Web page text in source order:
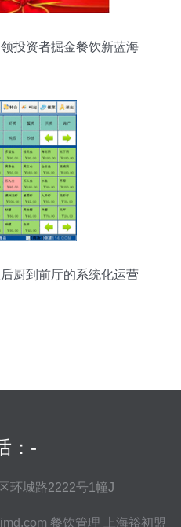
投资者掘金餐饮新蓝海
厨到前厅的系统化运营
：-
环城路2222号1幢J
餐饮管理 上海裕初盟